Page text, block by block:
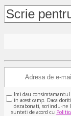
Imi dau
in acest camp. Daca
dezabonati, scriindu-ne
sunteti de acord cu